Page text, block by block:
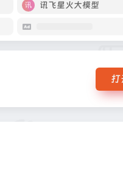
讯飞星火大模型
打